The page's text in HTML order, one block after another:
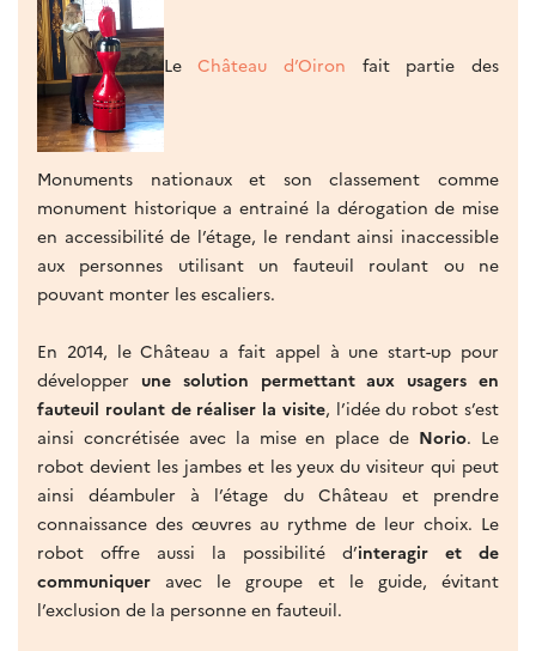
LeChâteau d’Oiron fait partie des
Monuments nationaux et son classement comme
monument historique a entrainé la dérogation de mise
en accessibilité de l’étage, le rendant ainsi inaccessible
aux personnes utilisant un fauteuil roulant ou ne
pouvant monter les escaliers.
En 2014, le Château a fait appel à une start-up pour
développer une solution permettant aux usagers en
fauteuil roulant de réaliser la visite, l’idée du robot s’est
ainsi concrétisée avec la mise en place de Norio. Le
robot devient les jambes et les yeux du visiteur qui peut
ainsi déambuler à l’étage du Château et prendre
connaissance des œuvres au rythme de leur choix. Le
robot offre aussi la possibilité d’interagir et de
communiquer avec le groupe et le guide, évitant
l’exclusion de la personne en fauteuil.